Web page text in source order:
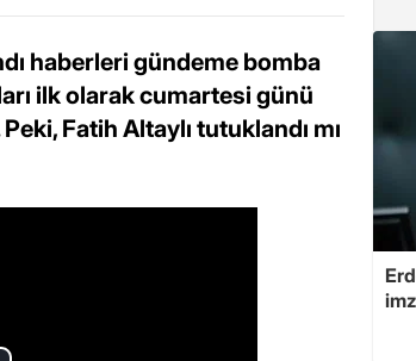
haberleri gündeme bomba
ilk olarak cumartesi günü
Fatih Altaylı tutuklandı mı